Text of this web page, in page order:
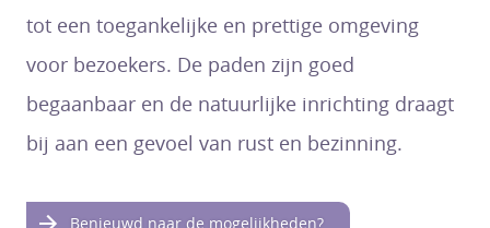
tot een toegankelijke en prettige omgeving
voor bezoekers. De paden zijn goed
begaanbaar en de natuurlijke inrichting draagt
bij aan een gevoel van rust en bezinning.
Benieuwd naar de mogelijkheden?